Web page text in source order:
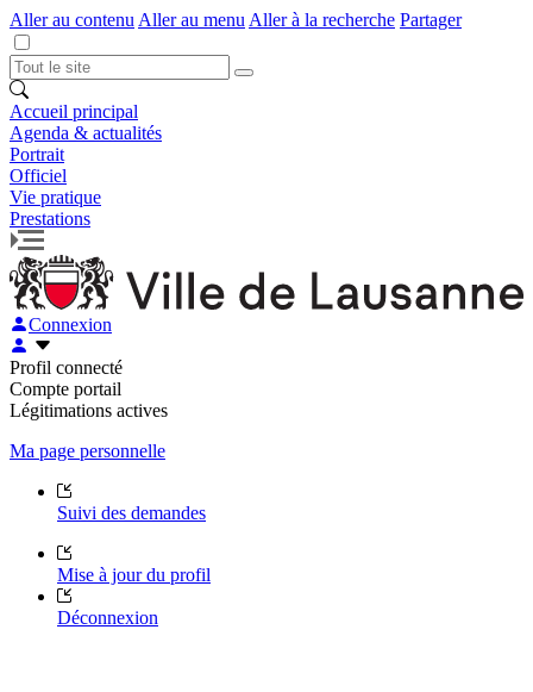
Aller au contenu Aller au menu Aller à la recherche Partager
Accueil principal
Agenda & actualités
Portrait
Officiel
Vie pratique
Prestations
Connexion
Profil connecté
Compte portail
Légitimations actives
Ma page personnelle
Suivi des demandes
Mise à jour du profil
Déconnexion